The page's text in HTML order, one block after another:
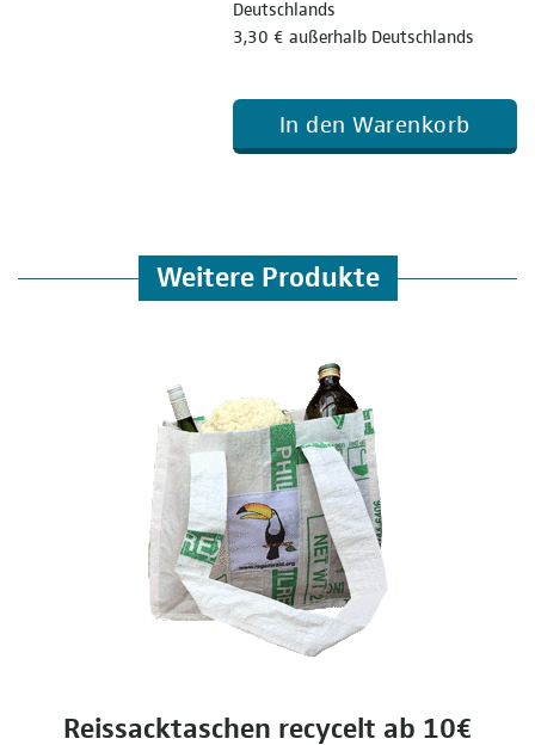
Deutschlands
3,30 € außerhalb Deutschlands
In den Warenkorb
Weitere Produkte
Reissacktaschen recycelt ab 10€